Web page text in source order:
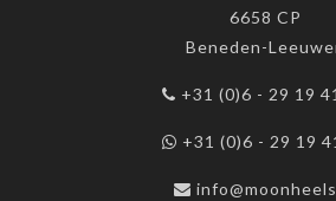
6658 CP
Beneden-
+31 (0)6 - 29 19
+31 (0)6 - 29 19